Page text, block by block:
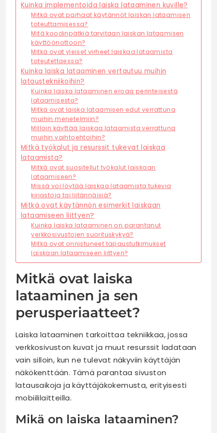
Kuinka implementoida laiska lataaminen kuville?
Mitkä ovat parhaat käytännöt laiskan lataamisen
toteuttamisessa?
Mitä koodinpätkiä tarvitaan laiskan lataamisen
käyttöönottoon?
Mitkä ovat yleiset virheet laiskaa lataamista
toteutettaessa?
Kuinka laiska lataaminen vertautuu muihin
lataustekniikoihin?
Kuinka laiska lataaminen eroaa perinteisestä
lataamisesta?
Mitkä ovat laiska lataamisen edut verrattuna
muihin menetelmiin?
Milloin käyttää laiskaa lataamista verrattuna
muihin vaihtoehtoihin?
Mitkä työkalut ja resurssit tukevat laiskaa
lataamista?
Mitkä ovat suositellut työkalut laiskaan
lataamiseen?
Missä voi löytää laiskaa lataamista tukevia
kirjastoja tai liitännäisiä?
Mitkä ovat käytännön esimerkit laiskaan
lataamiseen liittyen?
Kuinka laiska lataaminen on parantanut
verkkosivustojen suorituskykyä?
Mitkä ovat onnistuneet tapaustutkimukset
laiskaan lataamiseen liittyen?
Mitkä ovat laiska
lataaminen ja sen
perusperiaatteet?
Laiska lataaminen tarkoittaa tekniikkaa, jossa
verkkosivuston kuvat ja muut resurssit ladataan
vain silloin, kun ne tulevat näkyviin käyttäjän
näkökenttään. Tämä parantaa sivuston
latausaikoja ja käyttäjäkokemusta, erityisesti
mobiililaitteilla.
Mikä on laiska lataaminen?